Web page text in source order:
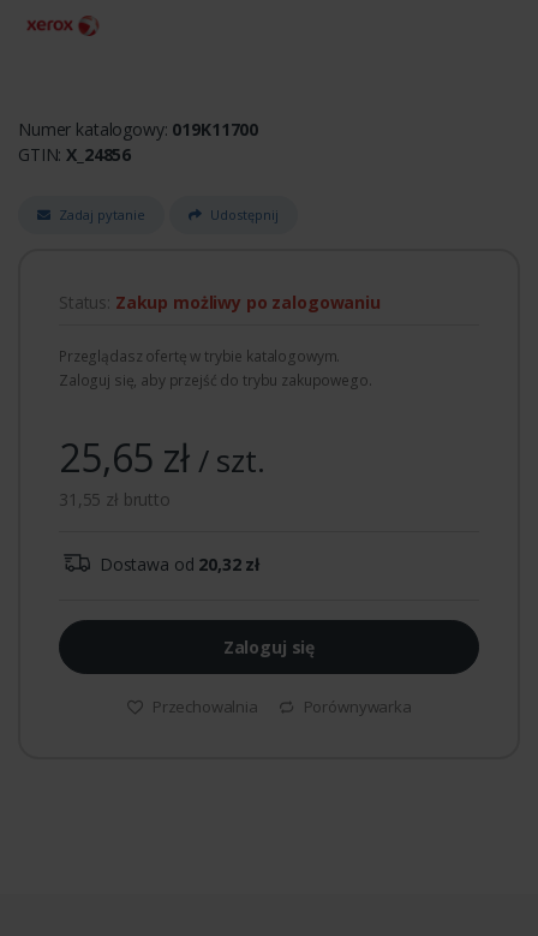
Numer katalogowy: 019K11700
GTIN:X_24856
Zadaj pytanie Udostępnij
Status: Zakup możliwy po zalogowaniu
Przeglądasz ofertę w trybie katalogowym.
Zaloguj się, aby przejść do trybu zakupowego.
25,65 zł/ szt.
31,55 zł brutto
Dostawa od 20,32 zł
Zaloguj się
Przechowalnia Porównywarka